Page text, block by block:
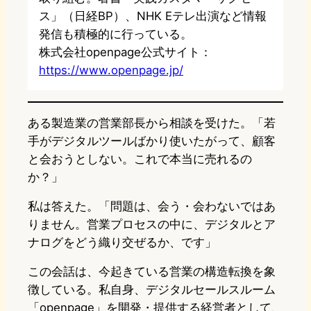
ス」（日経BP）、NHK Eテレ出演など情報
発信も積極的に行っている。
株式会社openpage公式サイト：
https://www.openpage.jp/
ある製造業の営業部長から相談を受けた。「若
手がデジタルツールばかり使いたがって、顧客
と会おうとしない。これで本当に売れるの
か？」
私は答えた。「問題は、会う・会わないではあ
りません。営業プロセスの中に、デジタルとア
ナログをどう織り交ぜるか、です」
この会話は、今起きている営業の構造転換を象
徴している。私自身、デジタルセールスルーム
「openpage」を開発・提供する経営者として、